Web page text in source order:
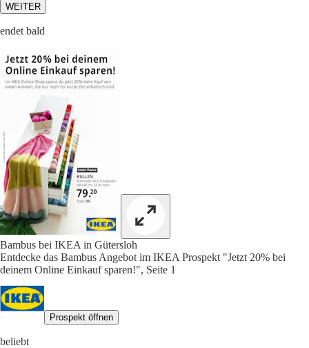
WEITER
endet bald
Bambus bei IKEA in Gütersloh
Entdecke das Bambus Angebot im IKEA Prospekt "Jetzt 20% bei
deinem Online Einkauf sparen!", Seite 1
Prospekt öffnen
beliebt